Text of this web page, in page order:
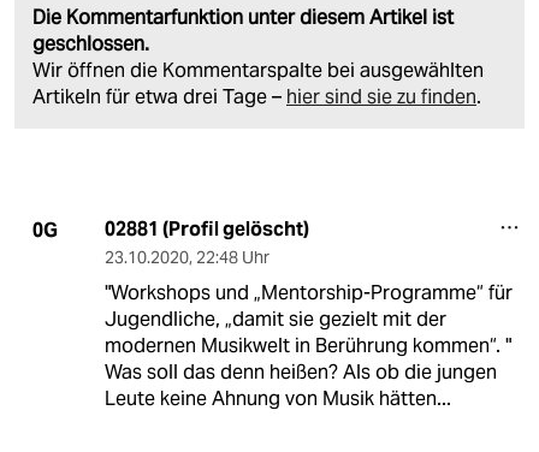
Die Kommentarfunktion unter diesem Artikel ist
geschlossen.
Wir öffnen die Kommentarspalte bei ausgewählten
Artikeln für etwa drei Tage – hier sind sie zu finden.
0G 02881 (Profil gelöscht)
23.10.2020, 22:48 Uhr
"Workshops und „Mentorship-Programme“ für
Jugendliche, „damit sie gezielt mit der
modernen Musikwelt in Berührung kommen“. "
Was soll das denn heißen? Als ob die jungen
Leute keine Ahnung von Musik hätten...